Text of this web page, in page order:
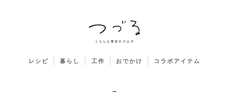
レシピ 暮らし 工作 おでかけ コラボアイテム